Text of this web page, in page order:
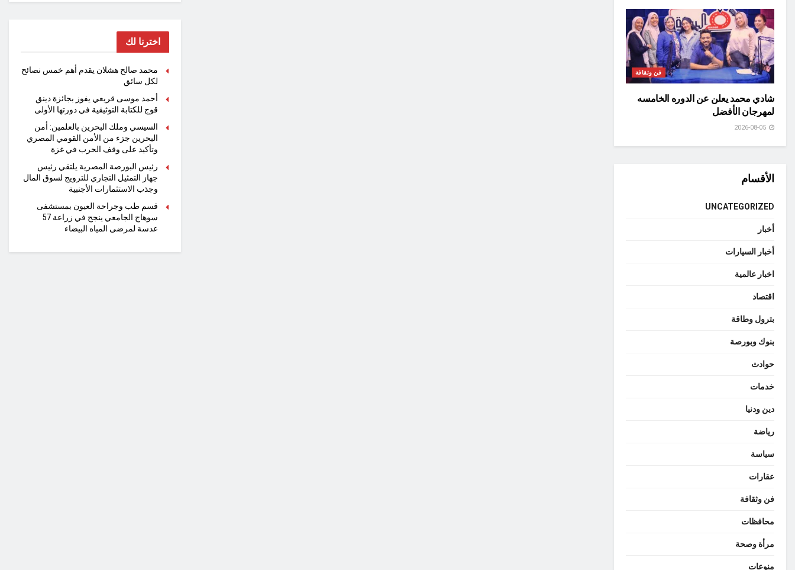
فن وثقافة
شادي محمد يعلن عن الدوره الخامسه
لمهرجان الأفضل
الأقسام
UNCATEGORIZED
أخبار
أخبار السيارات
اخبار عالمية
اقتصاد
بترول وطاقة
بنوك وبورصة
حوادث
خدمات
دين ودنيا
رياضة
سياسة
عقارات
فن وثقافة
محافظات
مرأة وصحة
منوعات
اخترنا لك
محمد صالح هشلان يقدم أهم خمس نصائح
لكل سائق
أحمد موسى قريعي يفوز بجائزة دينق
قوج للكتابة التوثيقية في دورتها الأولى
السيسي وملك البحرين بالعلمين: أمن
البحرين جزء من الأمن القومي المصري
وتأكيد على وقف الحرب في غزة
رئيس البورصة المصرية يلتقي رئيس
جهاز التمثيل التجاري للترويج لسوق المال
وجذب الاستثمارات الأجنبية
قسم طب وجراحة العيون بمستشفى
سوهاج الجامعي ينجح في زراعة 57
عدسة لمرضى المياه البيضاء